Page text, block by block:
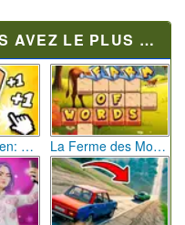
LE PLUS JOUÉ
Bébé Clic Italien: La Folie des Petits Bambins La Ferme des Mots - Cultivez votre Vocabulaire